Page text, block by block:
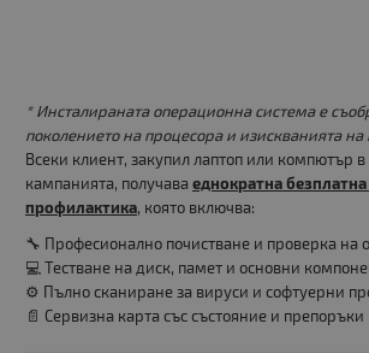
* Инсталираната операционна система е
поколението на процесора и изискванията
Всеки клиент, закупил лаптоп или компютър
кампанията, получава еднократна
профилактика, която включва:
🔧 Професионално почистване и проверка на
💻 Тестване на диск, памет и основни
⚙️ Пълно сканиране за вируси и софтуерни
📄 Сервизна карта със състояние и препоръки